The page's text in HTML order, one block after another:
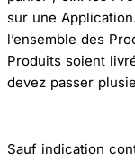
sur une
l’ensemble des
Produits soient
devez passer
Sauf indication